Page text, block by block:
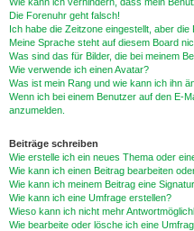
Die Forenuhr geht falsch!
Ich habe die Zeitzone eingestellt, aber
Meine Sprache steht auf diesem Board
Was sind das für Bilder, die bei meinem
Wie verwende ich einen Avatar?
Was ist mein Rang und wie kann ich ihn
Wenn ich bei einem Benutzer auf den E-
anzumelden.
Beiträge schreiben
Wie erstelle ich ein neues Thema oder
Wie kann ich einen Beitrag bearbeiten
Wie kann ich meinem Beitrag eine
Wie kann ich eine Umfrage erstellen?
Wieso kann ich nicht mehr
Wie bearbeite oder lösche ich eine